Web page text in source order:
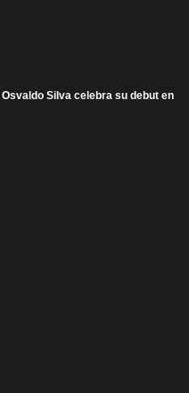
Silva celebra su debut en